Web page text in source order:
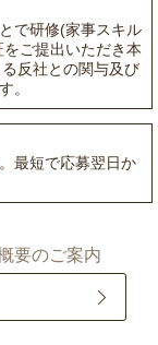
で研修(家事スキル
ご提出いただき本
反社との関与及び
。
最短で応募翌日か
要のご案内